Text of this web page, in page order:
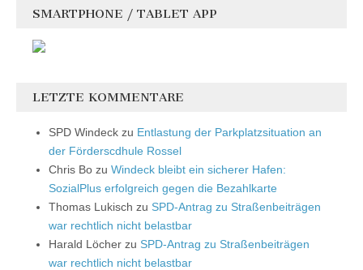
SMARTPHONE / TABLET APP
LETZTE KOMMENTARE
SPD Windeck zu Entlastung der Parkplatzsituation an
der Förderscdhule Rossel
Chris Bo zu Windeck bleibt ein sicherer Hafen:
SozialPlus erfolgreich gegen die Bezahlkarte
Thomas Lukisch zu SPD-Antrag zu Straßenbeiträgen
war rechtlich nicht belastbar
Harald Löcher zu SPD-Antrag zu Straßenbeiträgen
war rechtlich nicht belastbar